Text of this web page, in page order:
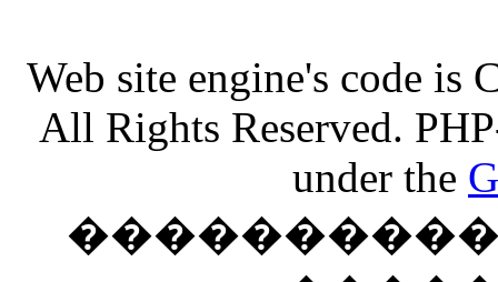
Web site engine's code
All Rights Reserved.
under the
����������